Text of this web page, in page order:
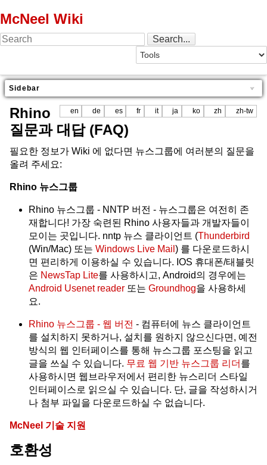
McNeel Wiki
Sidebar
en de es fr it ja ko zh zh-tw
Rhino
질문과 대답 (FAQ)
필요한 정보가 Wiki 에 없다면 뉴스그룹에 여러분의 질문을
올려 주세요:
Rhino 뉴스그룹
Rhino 뉴스그룹 - NNTP 버전 - 뉴스그룹은 여전히 존
재합니다! 가장 숙련된 Rhino 사용자들과 개발자들이
모이는 곳입니다. nntp 뉴스 클라이언트 (Thunderbird
(Win/Mac) 또는 Windows Live Mail ) 를 다운로드하시
면 편리하게 이용하실 수 있습니다. IOS 휴대폰/태블릿
은 NewsTap Lite를 사용하시고, Android의 경우에는
Android Usenet reader 또는 Groundhog을 사용하세
요.
Rhino 뉴스그룹 - 웹 버전 - 컴퓨터에 뉴스 클라이언트
를 설치하지 못하거나, 설치를 원하지 않으신다면, 예전
방식의 웹 인터페이스를 통해 뉴스그룹 포스팅을 읽고
글을 쓰실 수 있습니다. 무료 웹 기반 뉴스그룹 리더 를
사용하시면 웹브라우저에서 편리한 뉴스리더 스타일
인터페이스로 읽으실 수 있습니다. 단, 글을 작성하시거
나 첨부 파일을 다운로드하실 수 없습니다.
McNeel 기술 지원
호환성